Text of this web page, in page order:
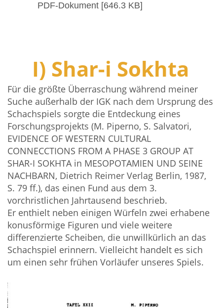
PDF-Dokument [646.3 KB]
I) Shar-i Sokhta
Für die größte Überraschung während meiner
Suche außerhalb der IGK nach dem Ursprung des
Schachspiels sorgte die Entdeckung eines
Forschungsprojekts (M. Piperno, S. Salvatori,
EVIDENCE OF WESTERN CULTURAL
CONNECCTIONS FROM A PHASE 3 GROUP AT
SHAR-I SOKHTA in MESOPOTAMIEN UND SEINE
NACHBARN, Dietrich Reimer Verlag Berlin, 1987,
S. 79 ff.), das einen Fund aus dem 3.
vorchristlichen Jahrtausend beschrieb.
Er enthielt neben einigen Würfeln zwei erhabene
konusförmige Figuren und viele weitere
differenzierte Scheiben, die unwillkürlich an das
Schachspiel erinnern. Vielleicht handelt es sich
um einen sehr frühen Vorläufer unseres Spiels.